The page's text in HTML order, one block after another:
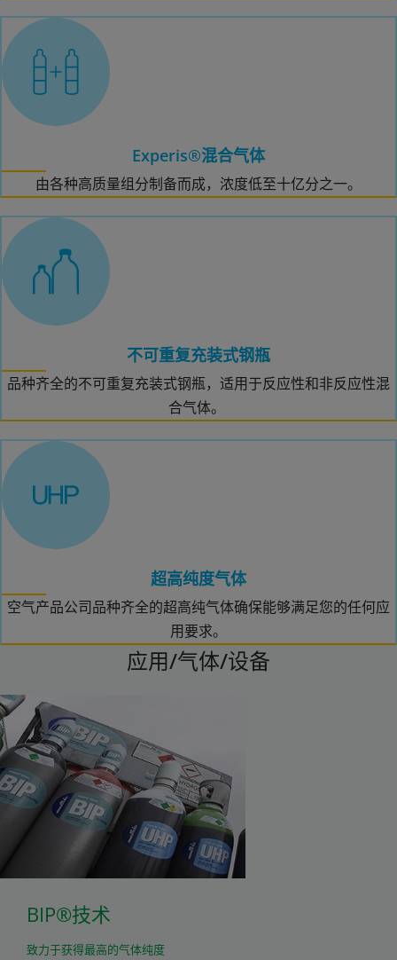
Experis®混合气体
由各种高质量组分制备而成，浓度低至十亿分之一。
不可重复充装式钢瓶
品种齐全的不可重复充装式钢瓶，适用于反应性和非反应性混
合气体。
超高纯度气体
空气产品公司品种齐全的超高纯气体确保能够满足您的任何应
用要求。
应用/气体/设备
BIP®技术
致力于获得最高的气体纯度